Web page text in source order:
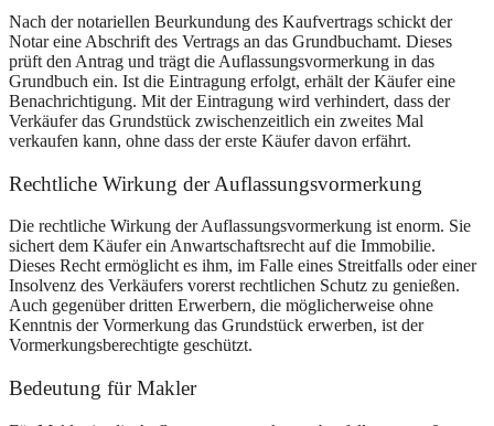
Nach der notariellen Beurkundung des Kaufvertrags schickt der
Notar eine Abschrift des Vertrags an das Grundbuchamt. Dieses
prüft den Antrag und trägt die Auflassungsvormerkung in das
Grundbuch ein. Ist die Eintragung erfolgt, erhält der Käufer eine
Benachrichtigung. Mit der Eintragung wird verhindert, dass der
Verkäufer das Grundstück zwischenzeitlich ein zweites Mal
verkaufen kann, ohne dass der erste Käufer davon erfährt.
Rechtliche Wirkung der Auflassungsvormerkung
Die rechtliche Wirkung der Auflassungsvormerkung ist enorm. Sie
sichert dem Käufer ein Anwartschaftsrecht auf die Immobilie.
Dieses Recht ermöglicht es ihm, im Falle eines Streitfalls oder einer
Insolvenz des Verkäufers vorerst rechtlichen Schutz zu genießen.
Auch gegenüber dritten Erwerbern, die möglicherweise ohne
Kenntnis der Vormerkung das Grundstück erwerben, ist der
Vormerkungsberechtigte geschützt.
Bedeutung für Makler